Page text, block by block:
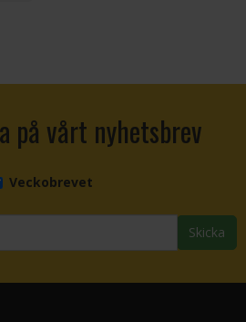
på vårt nyhetsbrev
Veckobrevet
Skicka